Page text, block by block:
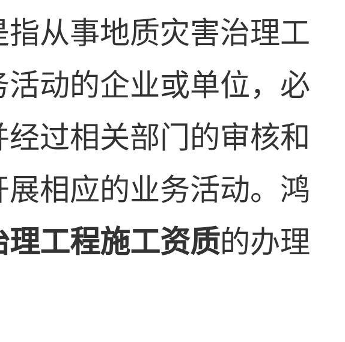
从事地质灾害治理工
动的企业或单位，必
过相关部门的审核和
相应的业务活动。鸿
工程施工资质的办理